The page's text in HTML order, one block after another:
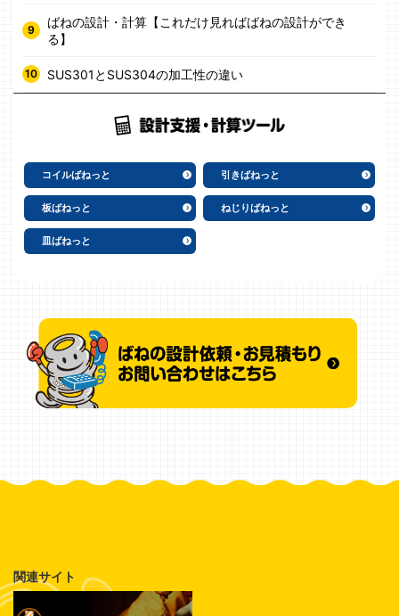
ばねの設計・計算【これだけ見ればばねの設計ができ
る】
SUS301とSUS304の加工性の違い
コイルばねっと 引きばねっと
板ばねっと ねじりばねっと
皿ばねっと
関連サイト